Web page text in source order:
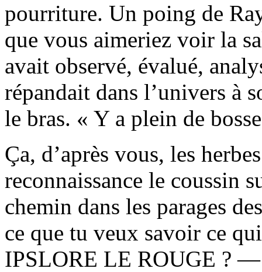
pourriture. Un poing de
que vous aimeriez voir la
avait observé, évalué,
répandait dans l’univers à
le bras. « Y a plein de
Ça, d’après vous, les
reconnaissance le coussin
chemin dans les parages
ce que tu veux savoir ce
IPSLORE LE ROUGE ? —